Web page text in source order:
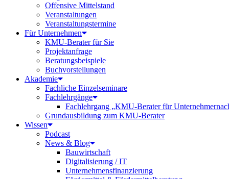
Offensive Mittelstand
Veranstaltungen
Veranstaltungstermine
Für Unternehmen
KMU-Berater für Sie
Projektanfrage
Beratungsbeispiele
Buchvorstellungen
Akademie
Fachliche Einzelseminare
Fachlehrgänge
Fachlehrgang „KMU-Berater für
Grundausbildung zum KMU-Berater
Wissen
Podcast
News & Blog
Bauwirtschaft
Digitalisierung / IT
Unternehmensfinanzierung